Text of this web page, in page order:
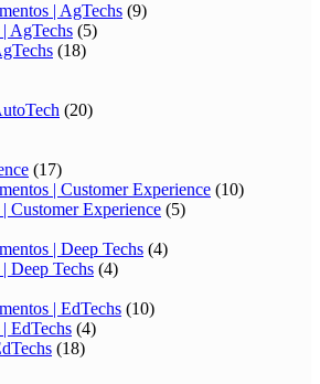
| AgTechs (9)
AgTechs (5)
(18)
(20)
(17)
| Customer Experience (10)
Customer Experience (5)
| Deep Techs (4)
Deep Techs (4)
| EdTechs (10)
EdTechs (4)
(18)